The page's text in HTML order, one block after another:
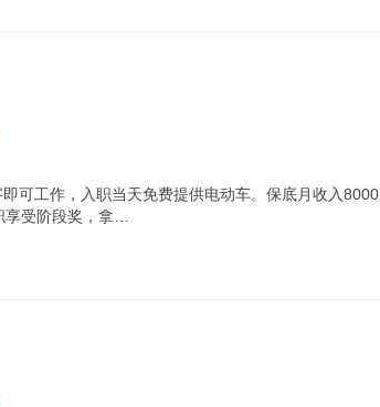
可工作，入职当天免费提供电动车。保底月收入8000
受阶段奖，拿…